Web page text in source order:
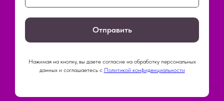
Отправить
Нажимая на кнопку, вы даете согласие на обработку персональных
данных и соглашаетесь c Политикой конфиденциальности